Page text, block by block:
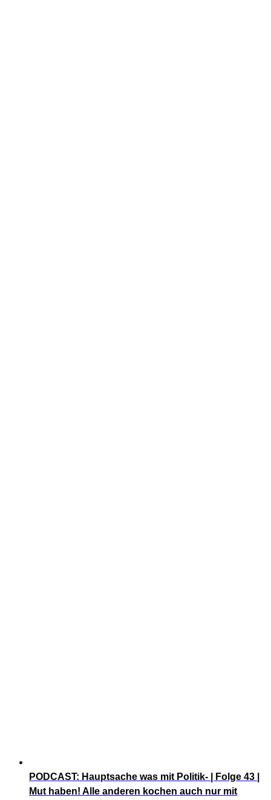
PODCAST: Hauptsache was mit Politik- | Folge 43 |
Mut haben! Alle anderen kochen auch nur mit